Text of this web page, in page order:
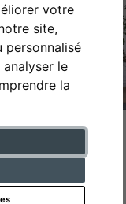
votre
site,
personnalisé
le
la
du